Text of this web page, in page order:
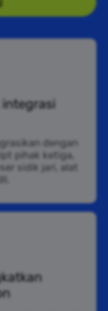
integrasi
dengan
pihak ketiga,
sidik jari, alat